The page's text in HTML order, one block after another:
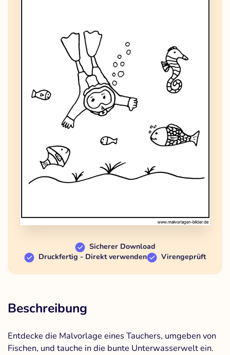
Sicherer Download
Druckfertig - Direkt verwenden
Virengeprüft
Beschreibung
Entdecke die Malvorlage eines Tauchers, umgeben von
Fischen, und tauche in die bunte Unterwasserwelt ein.